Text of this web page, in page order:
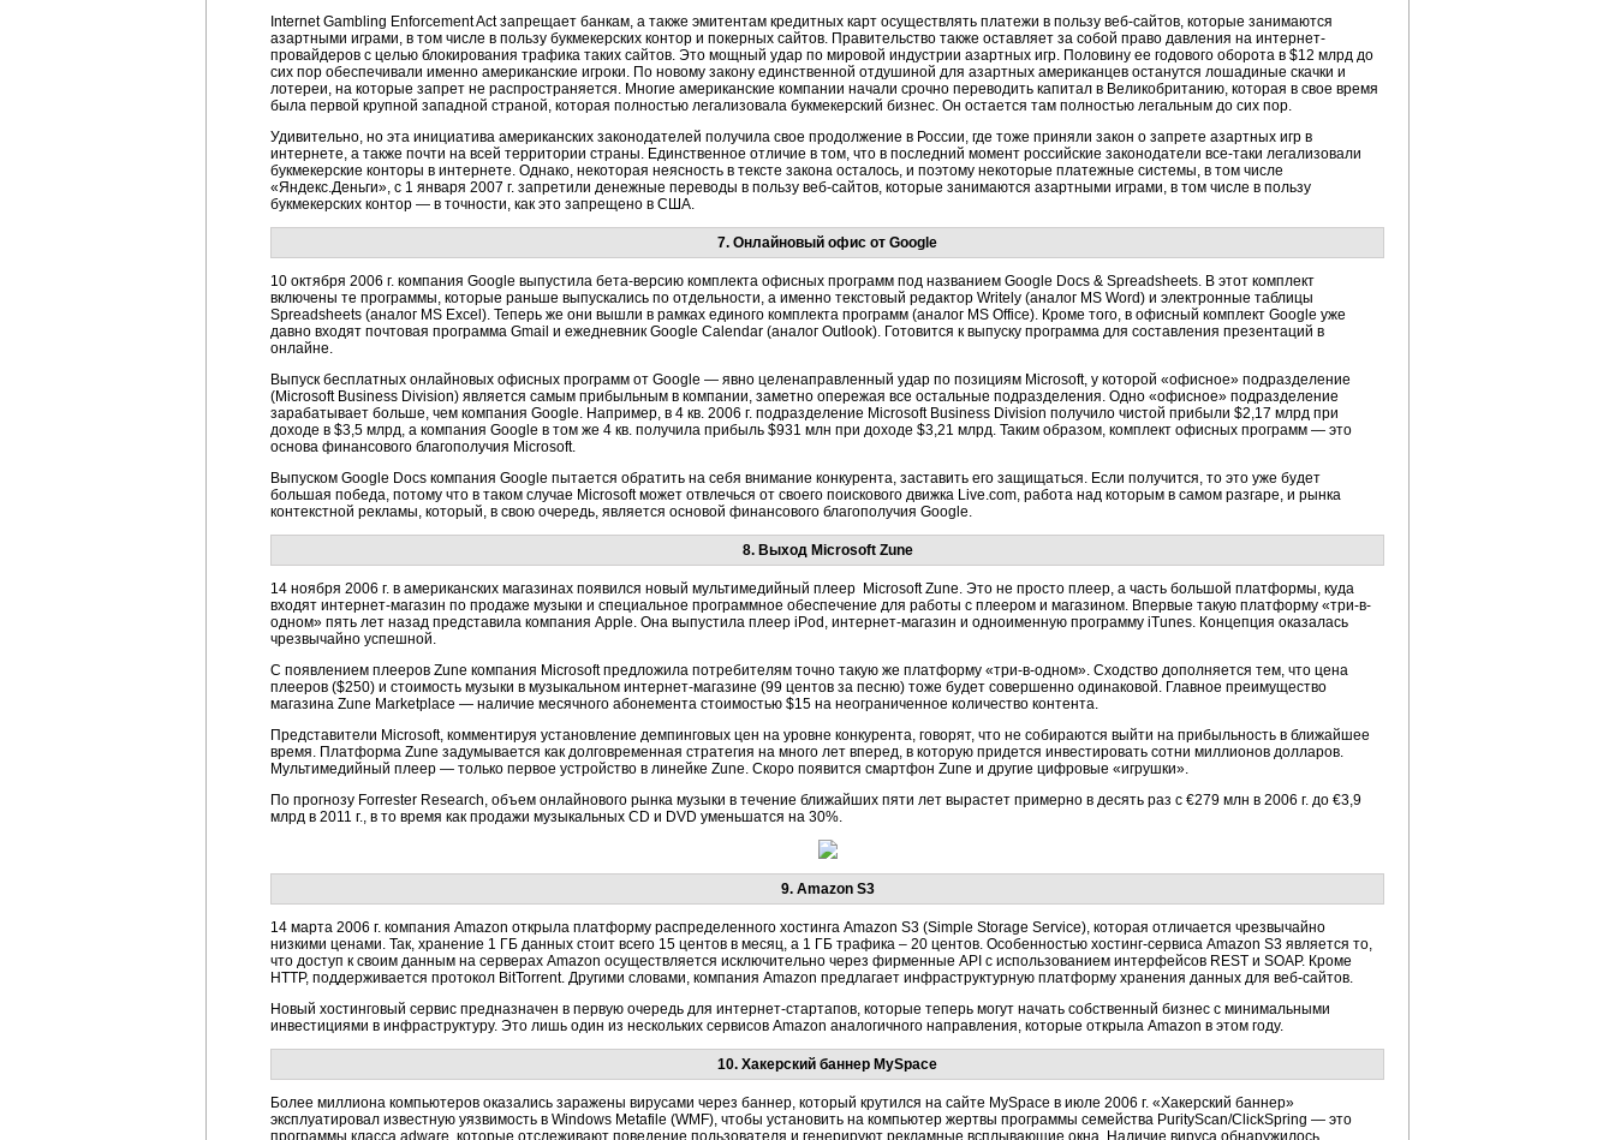
Internet Gambling Enforcement Act запрещает банкам, а также эмитентам кредитных карт осуществлять платежи в пользу веб-сайтов, которые занимаются
азартными играми, в том числе в пользу букмекерских контор и покерных сайтов. Правительство также оставляет за собой право давления на интернет-
провайдеров с целью блокирования трафика таких сайтов. Это мощный удар по мировой индустрии азартных игр. Половину ее годового оборота в $12 млрд до
сих пор обеспечивали именно американские игроки. По новому закону единственной отдушиной для азартных американцев останутся лошадиные скачки и
лотереи, на которые запрет не распространяется. Многие американские компании начали срочно переводить капитал в Великобританию, которая в свое время
была первой крупной западной страной, которая полностью легализовала букмекерский бизнес. Он остается там полностью легальным до сих пор.
Удивительно, но эта инициатива американских законодателей получила свое продолжение в России, где тоже приняли закон о запрете азартных игр в
интернете, а также почти на всей территории страны. Единственное отличие в том, что в последний момент российские законодатели все-таки легализовали
букмекерские конторы в интернете. Однако, некоторая неясность в тексте закона осталось, и поэтому некоторые платежные системы, в том числе
«Яндекс.Деньги», с 1 января 2007 г. запретили денежные переводы в пользу веб-сайтов, которые занимаются азартными играми, в том числе в пользу
букмекерских контор — в точности, как это запрещено в США.
7. Онлайновый офис от Google
10 октября 2006 г. компания Google выпустила бета-версию комплекта офисных программ под названием Google Docs & Spreadsheets. В этот комплект
включены те программы, которые раньше выпускались по отдельности, а именно текстовый редактор Writely (аналог MS Word) и электронные таблицы
Spreadsheets (аналог MS Excel). Теперь же они вышли в рамках единого комплекта программ (аналог MS Office). Кроме того, в офисный комплект Google уже
давно входят почтовая программа Gmail и ежедневник Google Calendar (аналог Outlook). Готовится к выпуску программа для составления презентаций в
онлайне.
Выпуск бесплатных онлайновых офисных программ от Google — явно целенаправленный удар по позициям Microsoft, у которой «офисное» подразделение
(Microsoft Business Division) является самым прибыльным в компании, заметно опережая все остальные подразделения. Одно «офисное» подразделение
зарабатывает больше, чем компания Google. Например, в 4 кв. 2006 г. подразделение Microsoft Business Division получило чистой прибыли $2,17 млрд при
доходе в $3,5 млрд, а компания Google в том же 4 кв. получила прибыль $931 млн при доходе $3,21 млрд. Таким образом, комплект офисных программ — это
основа финансового благополучия Microsoft.
Выпуском Google Docs компания Google пытается обратить на себя внимание конкурента, заставить его защищаться. Если получится, то это уже будет
большая победа, потому что в таком случае Microsoft может отвлечься от своего поискового движка Live.com, работа над которым в самом разгаре, и рынка
контекстной рекламы, который, в свою очередь, является основой финансового благополучия Google.
8. Выход Microsoft Zune
14 ноября 2006 г. в американских магазинах появился новый мультимедийный плеер Microsoft Zune. Это не просто плеер, а часть большой платформы, куда
входят интернет-магазин по продаже музыки и специальное программное обеспечение для работы с плеером и магазином. Впервые такую платформу «три-в-
одном» пять лет назад представила компания Apple. Она выпустила плеер iPod, интернет-магазин и одноименную программу iTunes. Концепция оказалась
чрезвычайно успешной.
С появлением плееров Zune компания Microsoft предложила потребителям точно такую же платформу «три-в-одном». Сходство дополняется тем, что цена
плееров ($250) и стоимость музыки в музыкальном интернет-магазине (99 центов за песню) тоже будет совершенно одинаковой. Главное преимущество
магазина Zune Marketplace — наличие месячного абонемента стоимостью $15 на неограниченное количество контента.
Представители Microsoft, комментируя установление демпинговых цен на уровне конкурента, говорят, что не собираются выйти на прибыльность в ближайшее
время. Платформа Zune задумывается как долговременная стратегия на много лет вперед, в которую придется инвестировать сотни миллионов долларов.
Мультимедийный плеер — только первое устройство в линейке Zune. Скоро появится смартфон Zune и другие цифровые «игрушки».
По прогнозу Forrester Research, объем онлайнового рынка музыки в течение ближайших пяти лет вырастет примерно в десять раз с €279 млн в 2006 г. до €3,9
млрд в 2011 г., в то время как продажи музыкальных CD и DVD уменьшатся на 30%.
9. Amazon S3
14 марта 2006 г. компания Amazon открыла платформу распределенного хостинга Amazon S3 (Simple Storage Service), которая отличается чрезвычайно
низкими ценами. Так, хранение 1 ГБ данных стоит всего 15 центов в месяц, а 1 ГБ трафика – 20 центов. Особенностью хостинг-сервиса Amazon S3 является то,
что доступ к своим данным на серверах Amazon осуществляется исключительно через фирменные API с использованием интерфейсов REST и SOAP. Кроме
HTTP, поддерживается протокол BitTorrent. Другими словами, компания Amazon предлагает инфраструктурную платформу хранения данных для веб-сайтов.
Новый хостинговый сервис предназначен в первую очередь для интернет-стартапов, которые теперь могут начать собственный бизнес с минимальными
инвестициями в инфраструктуру. Это лишь один из нескольких сервисов Amazon аналогичного направления, которые открыла Amazon в этом году.
10. Хакерский баннер MySpace
Более миллиона компьютеров оказались заражены вирусами через баннер, который крутился на сайте MySpace в июле 2006 г. «Хакерский баннер»
эксплуатировал известную уязвимость в Windows Metafile (WMF), чтобы установить на компьютер жертвы программы семейства PurityScan/ClickSpring — это
программы класса adware, которые отслеживают поведение пользователя и генерируют рекламные всплывающие окна. Наличие вируса обнаружилось